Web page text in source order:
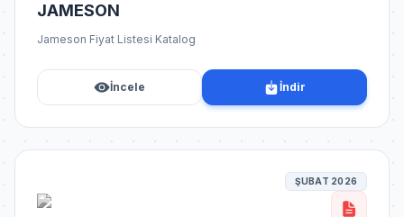
JAMESON
Jameson Fiyat Listesi Katalog
İncele İndir
ŞUBAT 2026